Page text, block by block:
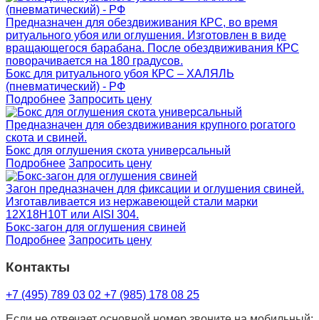
Предназначен для обездвиживания КРС, во время
ритуального убоя или оглушения. Изготовлен в виде
вращающегося барабана. После обездвиживания КРС
поворачивается на 180 градусов.
Бокс для ритуального убоя КРС – ХАЛЯЛЬ
(пневматический) - РФ
Подробнее Запросить цену
Предназначен для обездвиживания крупного рогатого
скота и свиней.
Бокс для оглушения скота универсальный
Подробнее Запросить цену
Загон предназначен для фиксации и оглушения свиней.
Изготавливается из нержавеющей стали марки
12Х18Н10Т или AISI 304.
Бокс-загон для оглушения свиней
Подробнее Запросить цену
Контакты
+7 (495) 789 03 02 +7 (985) 178 08 25